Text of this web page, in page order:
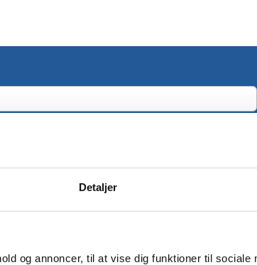
Detaljer
og annoncer, til at vise dig funktioner til sociale